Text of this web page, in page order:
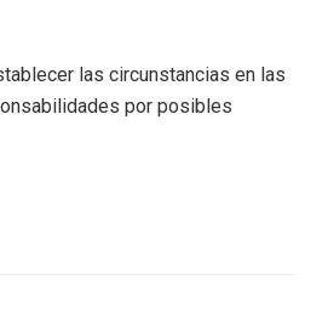
las circunstancias en las
por posibles